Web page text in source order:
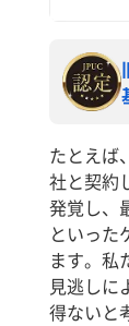
たとえば
社と契約
発覚し、
といった
ます。私
見逃しに
得ないと